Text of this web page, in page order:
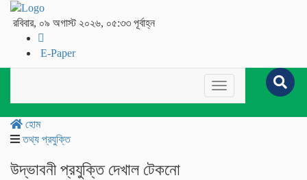
রবিবার, ০৯ অগাস্ট ২০২৬, ০৫:৩৩ পূর্বাহ্ন
E-Paper
Toggle
navigation
হোম
তথ্য প্রযুক্তি
উদ্ভাবনী প্রযুক্তি দেখাল টেকনো